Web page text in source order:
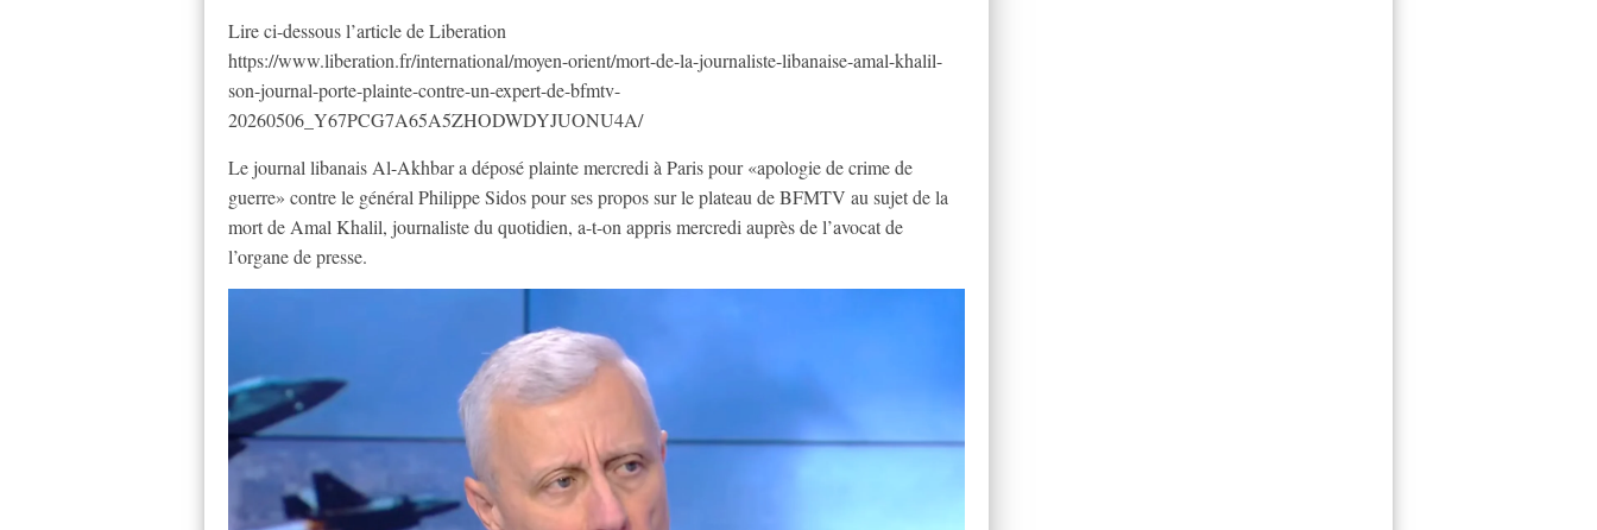
Lire ci-dessous l’article de Liberation
https://www.liberation.fr/international/moyen-orient/mort-de-la-journaliste-libanaise-amal-khalil-
son-journal-porte-plainte-contre-un-expert-de-bfmtv-
20260506_Y67PCG7A65A5ZHODWDYJUONU4A/
Le journal libanais Al-Akhbar a déposé plainte mercredi à Paris pour «apologie de crime de
guerre» contre le général Philippe Sidos pour ses propos sur le plateau de BFMTV au sujet de la
mort de Amal Khalil, journaliste du quotidien, a-t-on appris mercredi auprès de l’avocat de
l’organe de presse.